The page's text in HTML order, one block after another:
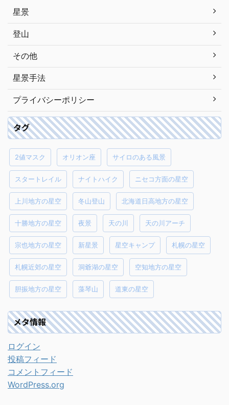
星景
登山
その他
星景手法
プライバシーポリシー
タグ
2値マスク オリオン座 サイロのある風景
スタートレイル ナイトハイク ニセコ方面の星空
上川地方の星空 冬山登山 北海道日高地方の星空
十勝地方の星空 夜景 天の川 天の川アーチ
宗也地方の星空 新星景 星空キャンプ 札幌の星空
札幌近郊の星空 洞爺湖の星空 空知地方の星空
胆振地方の星空 藻琴山 道東の星空
メタ情報
ログイン
投稿フィード
コメントフィード
WordPress.org